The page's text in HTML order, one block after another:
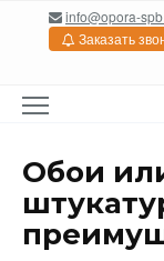
Перейтиinfo@opora-
Заказать
Обои